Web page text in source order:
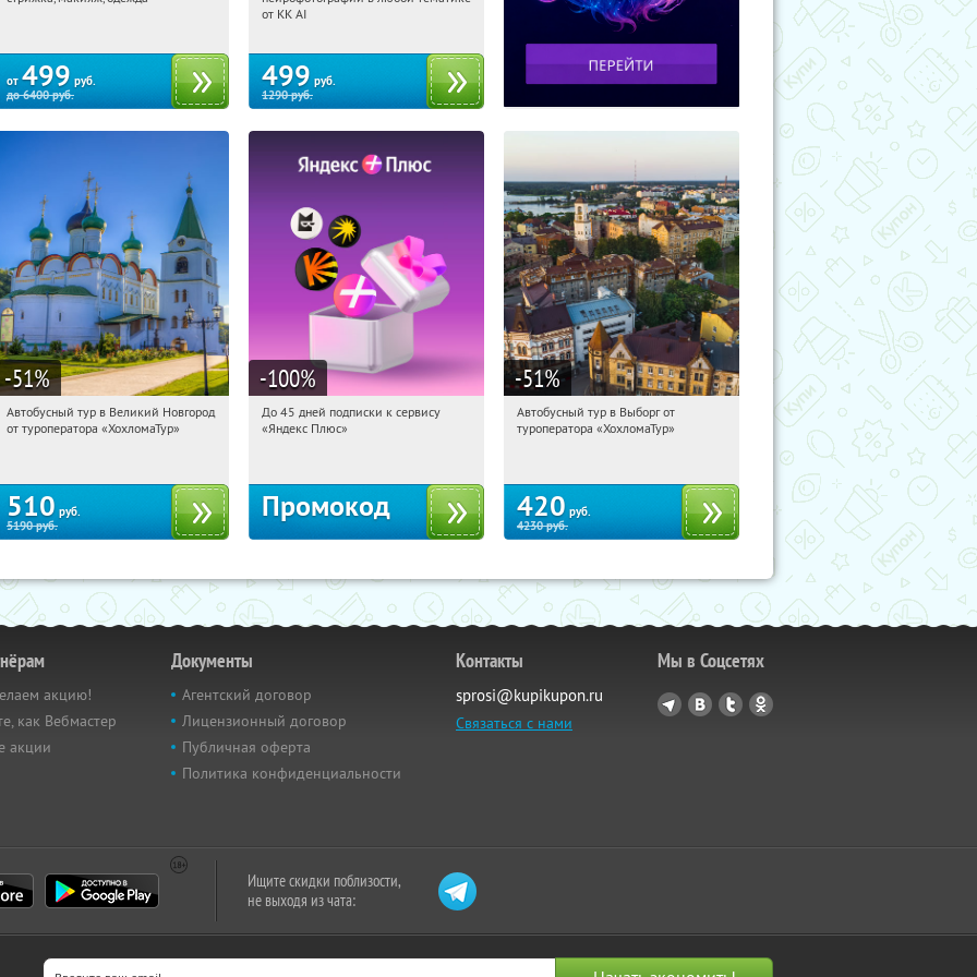
от 499 руб.
до6400руб.
Россия
от KK AI
499 руб.
1290руб.
-51%
03:12:09 Купили:2
Автобусный тур в Великий Новгород
от туроператора «ХохломаТур»
510 руб.
5190руб.
-100%
03:12:09 Получили:
До 45 дней подписки к сервису
«Яндекс Плюс»
Промокод
-51%
03:12:09 Купили:
Автобусный тур в Выборг от
туроператора «ХохломаТур»
420 руб.
4230руб.
акцию!
как Вебмастер
акции
Документы
Агентский договор
Лицензионный договор
Публичная оферта
Политика конфиденциальности
Контакты
sprosi@kupikupon.ru
Связаться с нами
Мы в Соцсетях
Ищите скидки поблизости,
не выходя из чата: